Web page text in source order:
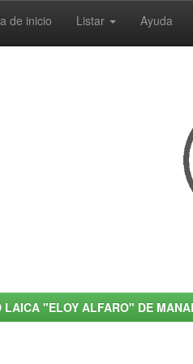
de inicio Listar Ayuda
LAICA "ELOY ALFARO" DE